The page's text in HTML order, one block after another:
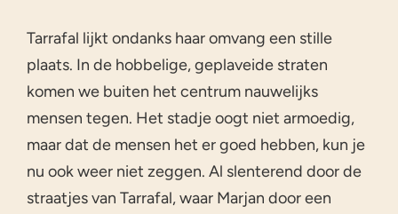
Tarrafal lijkt ondanks haar omvang een stille
plaats. In de hobbelige, geplaveide straten
komen we buiten het centrum nauwelijks
mensen tegen. Het stadje oogt niet armoedig,
maar dat de mensen het er goed hebben, kun je
nu ook weer niet zeggen. Al slenterend door de
straatjes van Tarrafal, waar Marjan door een